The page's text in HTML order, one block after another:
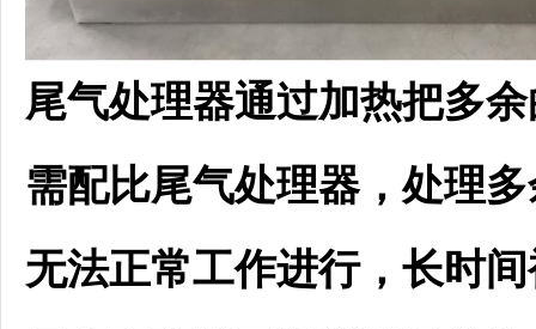
尾气处理器通过加热把多
需配比尾气处理器，处理
无法正常工作进行，长时